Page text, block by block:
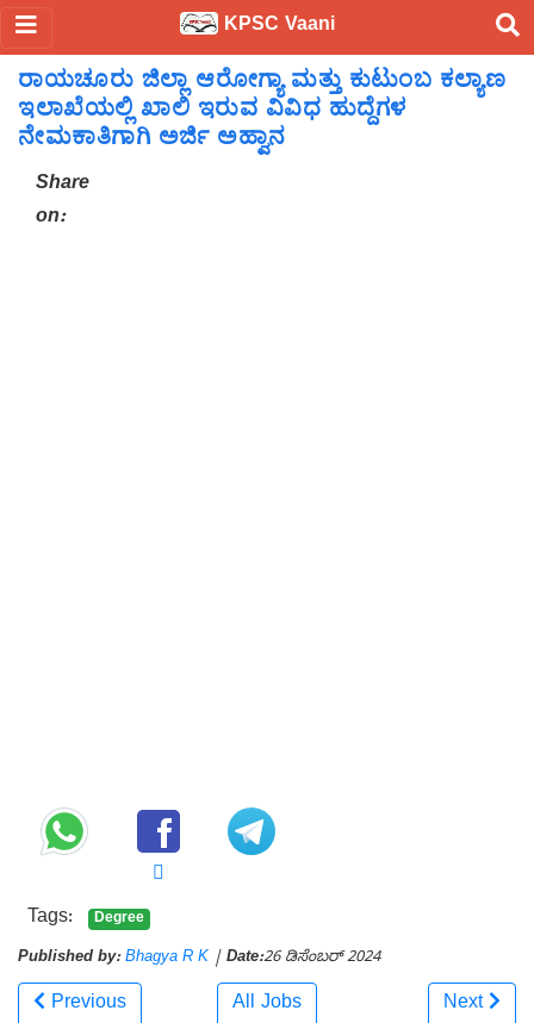
KPSC Vaani
ರಾಯಚೂರು ಜಿಲ್ಲಾ ಆರೋಗ್ಯಾ ಮತ್ತು ಕುಟುಂಬ ಕಲ್ಯಾಣ
ಇಲಾಖೆಯಲ್ಲಿ ಖಾಲಿ ಇರುವ ವಿವಿಧ ಹುದ್ದೆಗಳ
ನೇಮಕಾತಿಗಾಗಿ ಅರ್ಜಿ ಅಹ್ವಾನ
Share
on:
Tags: Degree
Published by: Bhagya R K | Date:26 ಡಿಸೆಂಬರ್ 2024
Previous All Jobs Next